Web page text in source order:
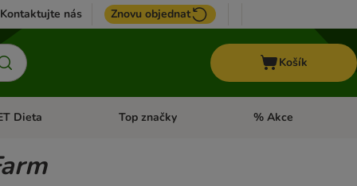
Kontaktujte nás Znovu objednat
Košík
menu: Koně
Dieta Otevřít menu: + VET Dieta
Top značky Otevřít menu: Top
% Akce